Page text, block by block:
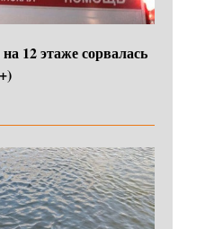
12 этаже сорвалась